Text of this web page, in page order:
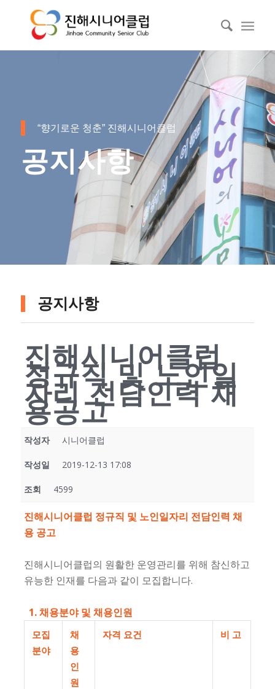
“향기로운 청춘” 진해시니어클럽
공지사항
공지사항
진해시니어클럽
정규직 및 노인일
자리 전담인력 채
용공고
작성자 시니어클럽
작성일 2019-12-13 17:08
조회 4599
진해시니어클럽 정규직 및 노인일자리 전담인력 채
용 공고
진해시니어클럽의 원활한 운영관리를 위해 참신하고
유능한 인재를 다음과 같이 모집합니다.
1.채용분야 및 채용인원
모집
분야
채
용
인
원
자격 요건 비 고